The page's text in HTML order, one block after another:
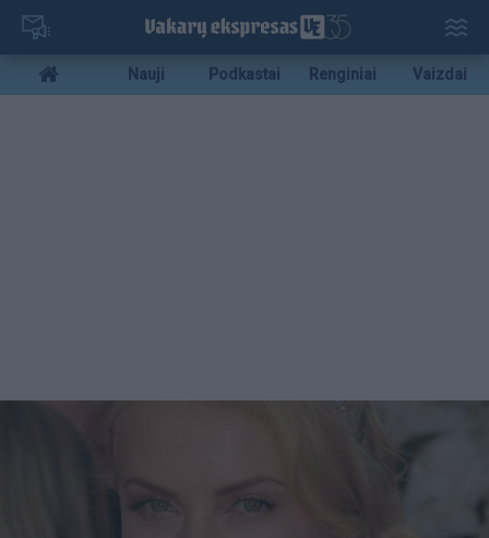
Pereiti
pagrindinį
turinį
Mobile
menu
Nauji Podkastai Renginiai Vaizdai